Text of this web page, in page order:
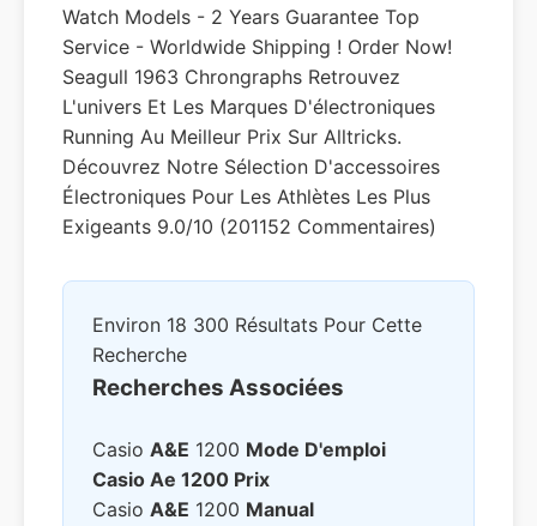
Watch Models - 2 Years Guarantee Top
Service - Worldwide Shipping ! Order Now!
Seagull 1963 Chrongraphs Retrouvez
L'univers Et Les Marques D'électroniques
Running Au Meilleur Prix Sur Alltricks.
Découvrez Notre Sélection D'accessoires
Électroniques Pour Les Athlètes Les Plus
Exigeants 9.0/10 (201152 Commentaires)
Environ 18 300 Résultats Pour Cette
Recherche
Recherches Associées
Casio A&e 1200 Mode D'emploi
Casio Ae 1200 Prix
Casio A&e 1200 Manual